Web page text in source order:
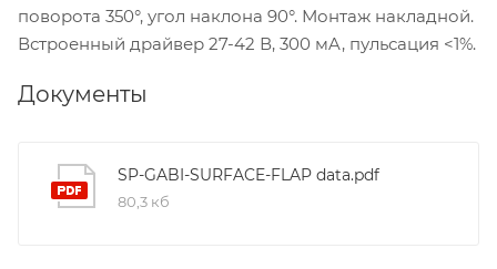
поворота 350°, угол наклона 90°. Монтаж накладной.
Встроенный драйвер 27-42 В, 300 мA, пульсация <1%.
Документы
SP-GABI-SURFACE-FLAP data.pdf
80,3 кб